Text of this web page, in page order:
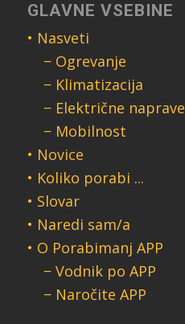
GLAVNE VSEBINE
• Nasveti
− Ogrevanje
− Klimatizacija
− Električne naprave
− Mobilnost
• Novice
• Koliko porabi ...
• Slovar
• Naredi sam/a
• O Porabimanj APP
− Vodnik po APP
− Naročite APP